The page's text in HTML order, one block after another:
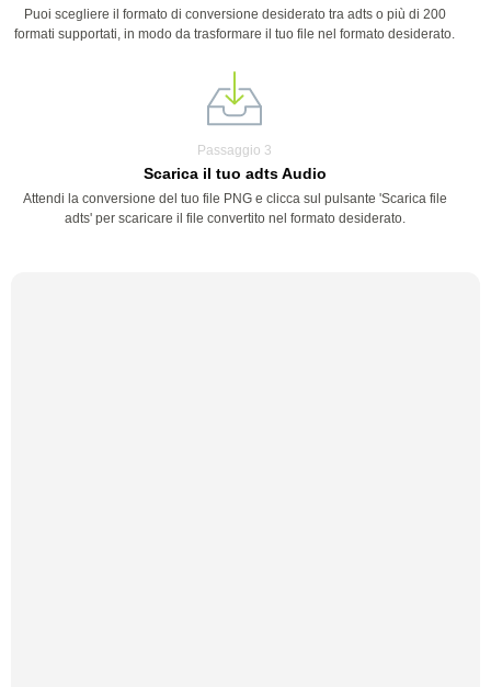
Puoi scegliere il formato di conversione desiderato tra adts o più di 200
formati supportati, in modo da trasformare il tuo file nel formato desiderato.
Passaggio 3
Scarica il tuo adts Audio
Attendi la conversione del tuo file PNG e clicca sul pulsante 'Scarica file
adts' per scaricare il file convertito nel formato desiderato.